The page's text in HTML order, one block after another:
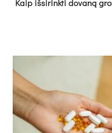
Kaip išsirinkti dovaną